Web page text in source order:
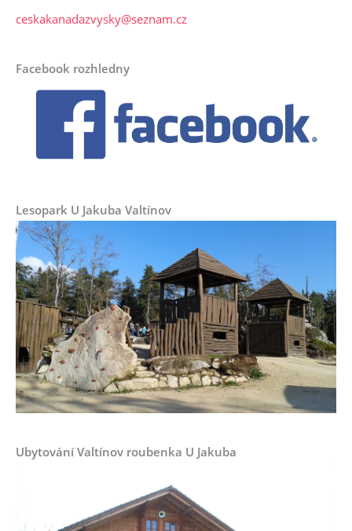
ceskakanadazvysky@seznam.cz
Facebook rozhledny
Lesopark U Jakuba Valtínov
Ubytování Valtínov roubenka U Jakuba